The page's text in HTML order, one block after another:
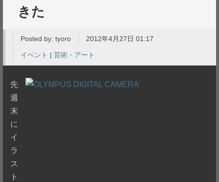
きた
Posted by:tyoro 2012年4月27日 01:17
イベント |芸術・アート
先
週
末
に
イ
ラ
ス
ト